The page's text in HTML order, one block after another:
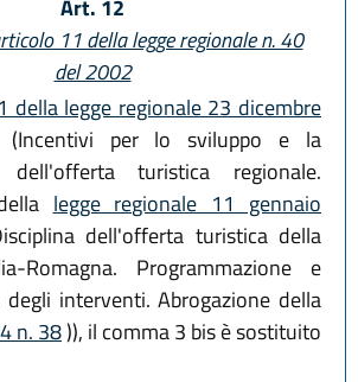
Art. 12
11 della legge regionale n. 40
del 2002
della legge regionale 23 dicembre
per lo sviluppo e la
dell'offerta turistica regionale.
legge regionale 11 gennaio
dell'offerta turistica della
Romagna. Programmazione e
interventi. Abrogazione della
n. 38)), il comma 3 bis è sostituito